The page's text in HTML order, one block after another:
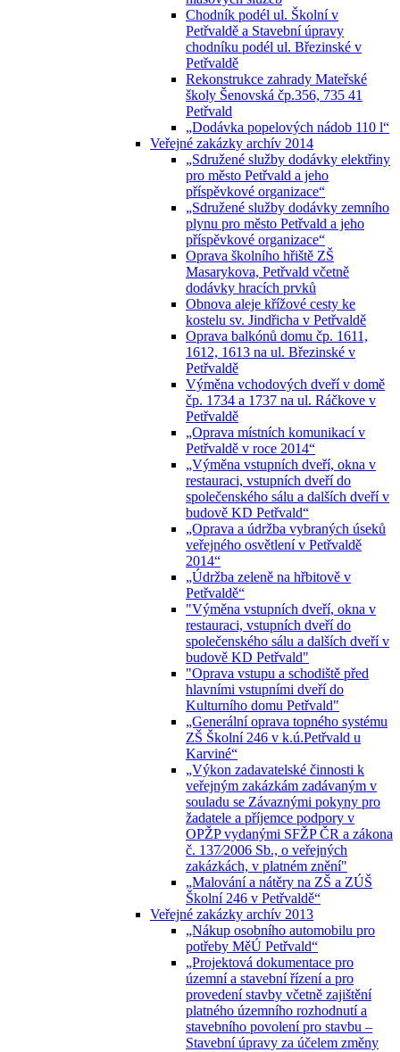
Chodník podél ul. Školní v
Petřvaldě a Stavební úpravy
chodníku podél ul. Březinské v
Petřvaldě
Rekonstrukce zahrady Mateřské
školy Šenovská čp.356, 735 41
Petřvald
„Dodávka popelových nádob 110 l“
Veřejné zakázky archív 2014
„Sdružené služby dodávky elektřiny
pro město Petřvald a jeho
příspěvkové organizace“
„Sdružené služby dodávky zemního
plynu pro město Petřvald a jeho
příspěvkové organizace“
Oprava školního hřiště ZŠ
Masarykova, Petřvald včetně
dodávky hracích prvků
Obnova aleje křížové cesty ke
kostelu sv. Jindřicha v Petřvaldě
Oprava balkónů domu čp. 1611,
1612, 1613 na ul. Březinské v
Petřvaldě
Výměna vchodových dveří v domě
čp. 1734 a 1737 na ul. Ráčkove v
Petřvaldě
„Oprava místních komunikací v
Petřvaldě v roce 2014“
„Výměna vstupních dveří, okna v
restauraci, vstupních dveří do
společenského sálu a dalších dveří v
budově KD Petřvald“
„Oprava a údržba vybraných úseků
veřejného osvětlení v Petřvaldě
2014“
„Údržba zeleně na hřbitově v
Petřvaldě“
"Výměna vstupních dveří, okna v
restauraci, vstupních dveří do
společenského sálu a dalších dveří v
budově KD Petřvald"
"Oprava vstupu a schodiště před
hlavními vstupními dveří do
Kulturního domu Petřvald"
„Generální oprava topného systému
ZŠ Školní 246 v k.ú.Petřvald u
Karviné“
„Výkon zadavatelské činnosti k
veřejným zakázkám zadávaným v
souladu se Závaznými pokyny pro
žadatele a příjemce podpory v
OPŽP vydanými SFŽP ČR a zákona
č. 137⁄2006 Sb., o veřejných
zakázkách, v platném znění"
„Malování a nátěry na ZŠ a ZÚŠ
Školní 246 v Petřvaldě“
Veřejné zakázky archív 2013
„Nákup osobního automobilu pro
potřeby MěÚ Petřvald“
„Projektová dokumentace pro
územní a stavební řízení a pro
provedení stavby včetně zajištění
platného územního rozhodnutí a
stavebního povolení pro stavbu –
Stavební úpravy za účelem změny